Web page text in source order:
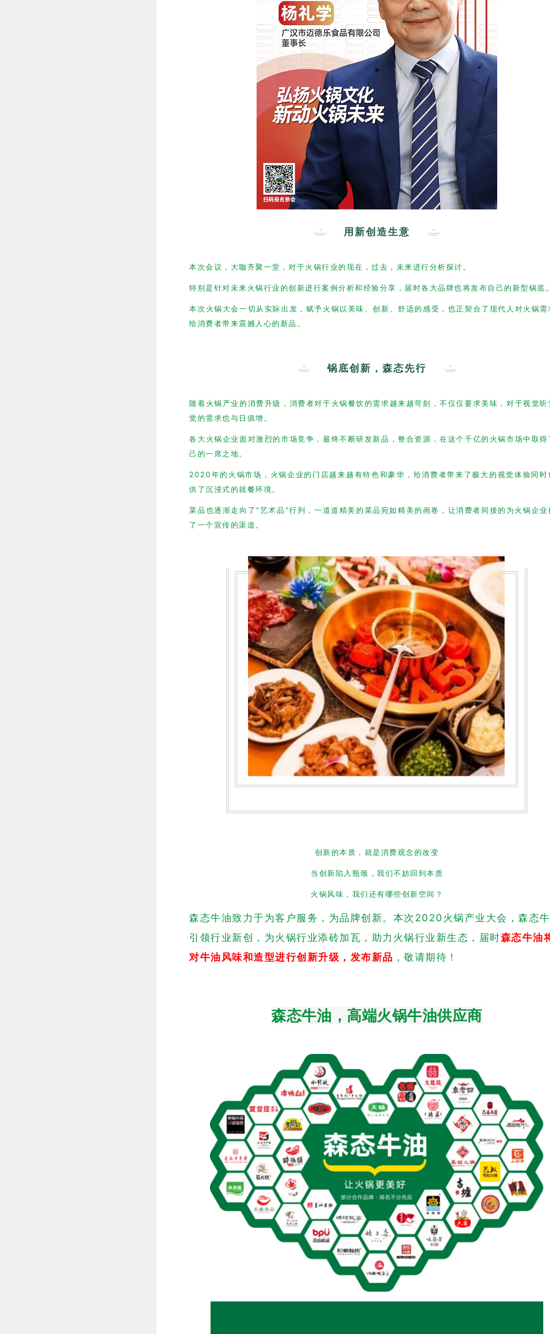
用新创造生意
本次会议，大咖齐聚一堂，对于火锅行业的现在，过去，未来进行分析探讨。
特别是针对未来火锅行业的创新进行案例分析和经验分享，届时各大品牌也将发布自己的新型锅底
本次火锅大会一切从实际出发，赋予火锅以美味、创新、舒适的感受，也正契合了现代人对火锅需
给消费者带来震撼人心的新品。
锅底创新，森态先行
随着火锅产业的消费升级，消费者对于火锅餐饮的需求越来越苛刻，不仅仅要求美味，对于视觉听
觉的需求也与日俱增。
各大火锅企业面对激烈的市场竞争，最终不断研发新品，整合资源，在这个千亿的火锅市场中取得
己的一席之地。
2020年的火锅市场，火锅企业的门店越来越有特色和豪华，给消费者带来了极大的视觉体验同时
供了沉浸式的就餐环境。
菜品也逐渐走向了“艺术品”行列，一道道精美的菜品宛如精美的画卷，让消费者间接的为火锅企业
了一个宣传的渠道。
创新的本质，就是消费观念的改变
当创新陷入瓶颈，我们不妨回到本质
火锅风味，我们还有哪些创新空间？
森态牛油致力于为客户服务，为品牌创新。本次2020火锅产业大会，森态
引领行业新创，为火锅行业添砖加瓦，助力火锅行业新生态，届时森态牛油
对牛油风味和造型进行创新升级，发布新品 ，敬请期待！
森态牛油，高端火锅牛油供应商